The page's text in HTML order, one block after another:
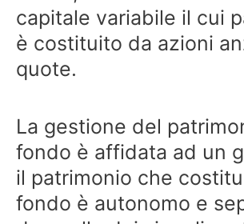
capitale variabile il cui
è costituito da azioni
quote.
La gestione del
fondo è affidata ad un
il patrimonio che
fondo è autonomo e